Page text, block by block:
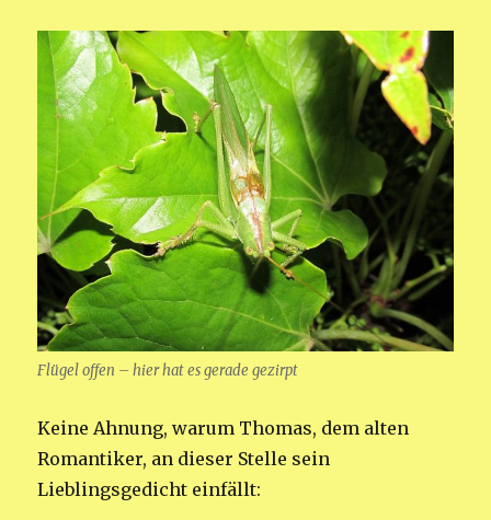
Flügel offen – hier hat es gerade gezirpt
Keine Ahnung, warum Thomas, dem alten
Romantiker, an dieser Stelle sein
Lieblingsgedicht einfällt: